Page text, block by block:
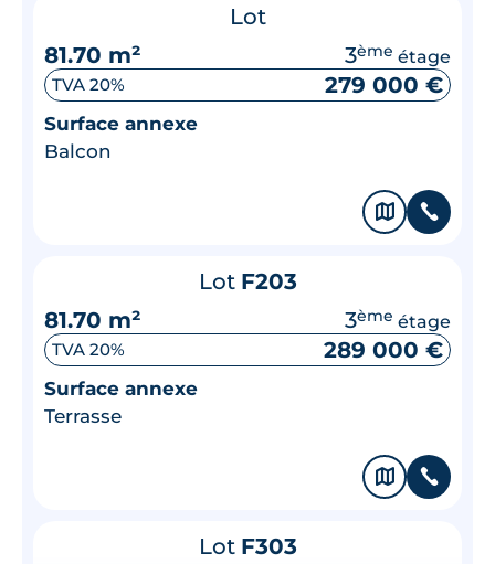
Lot
81.70 m²
3ème étage
TVA 20% 279 000 €
Surface annexe
Balcon
🗞 📞
Lot F203
81.70 m²
3ème étage
TVA 20% 289 000 €
Surface annexe
Terrasse
🗞 📞
Lot F303